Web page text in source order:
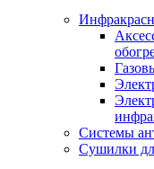
Системы
Сушилки